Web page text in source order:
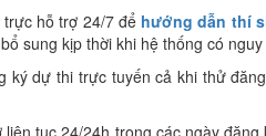
hỗ trợ 24/7 để hướng dẫn thí
sung kịp thời khi hệ thống có
dự thi trực tuyến cả khi thử
tục 24/24h trong các ngày